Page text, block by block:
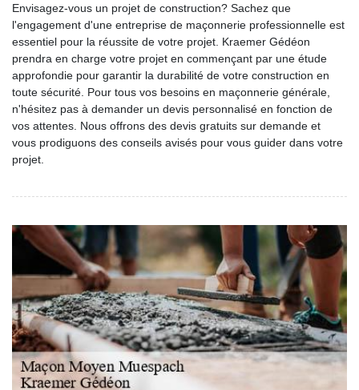
Envisagez-vous un projet de construction? Sachez que
l'engagement d'une entreprise de maçonnerie professionnelle est
essentiel pour la réussite de votre projet. Kraemer Gédéon
prendra en charge votre projet en commençant par une étude
approfondie pour garantir la durabilité de votre construction en
toute sécurité. Pour tous vos besoins en maçonnerie générale,
n'hésitez pas à demander un devis personnalisé en fonction de
vos attentes. Nous offrons des devis gratuits sur demande et
vous prodiguons des conseils avisés pour vous guider dans votre
projet.